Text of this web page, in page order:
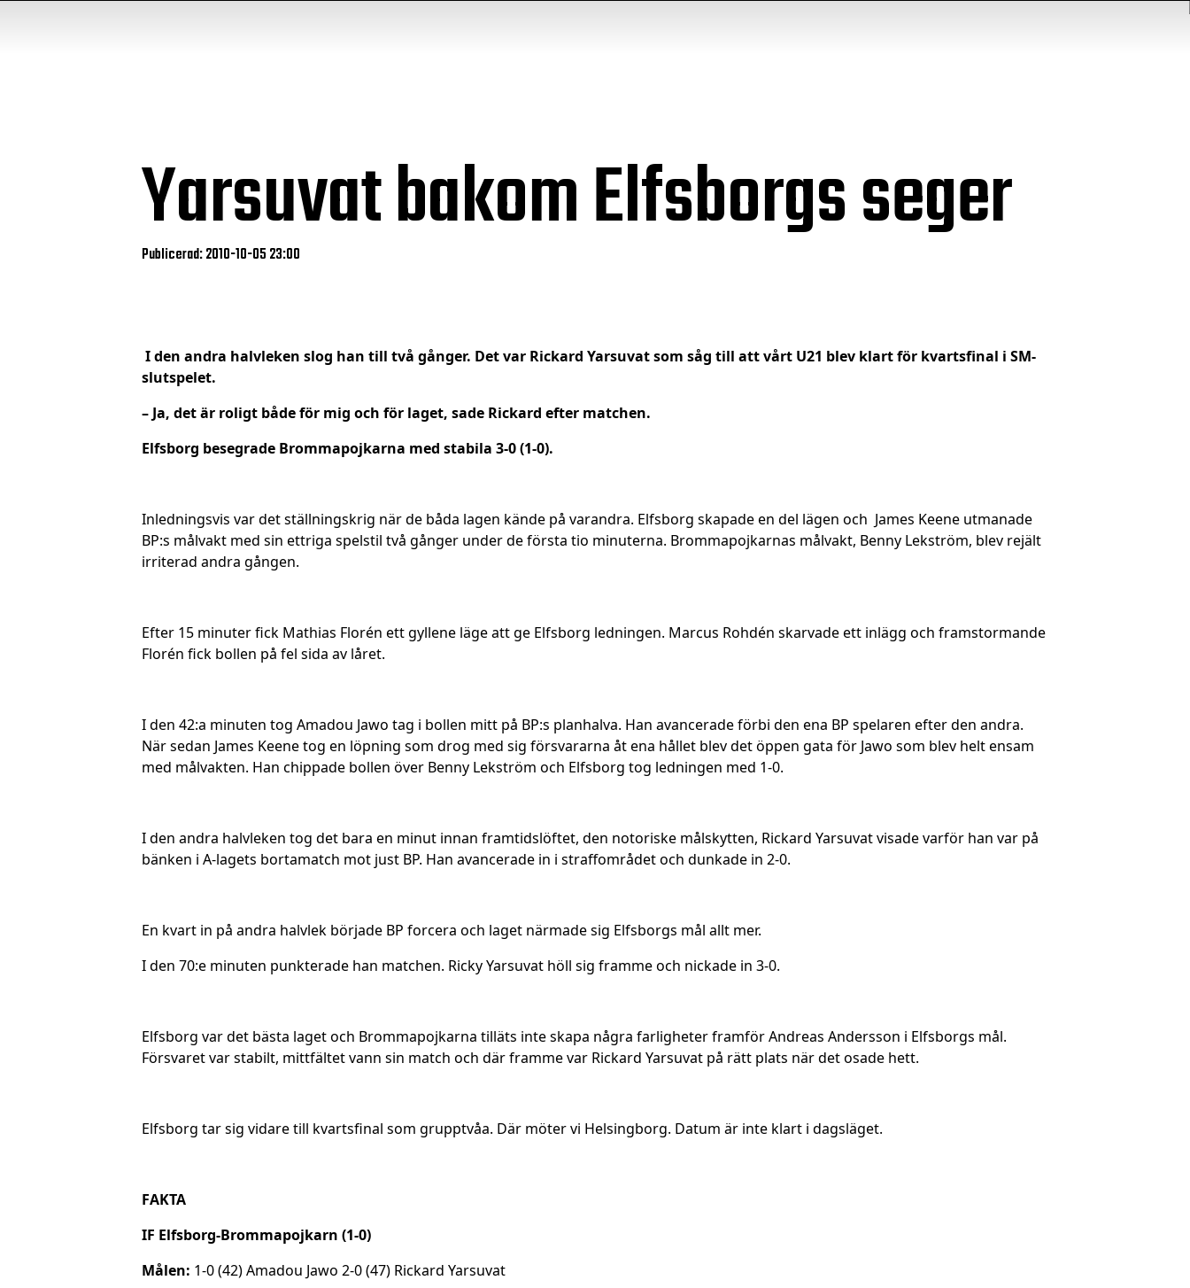
Yarsuvat bakom Elfsborgs seger
Publicerad: 2010-10-05 23:00
I den andra halvleken slog han till två gånger. Det var Rickard Yarsuvat som såg till att vårt U21 blev klart för kvartsfinal i SM-
slutspelet.
– Ja, det är roligt både för mig och för laget, sade Rickard efter matchen.
Elfsborg besegrade Brommapojkarna med stabila 3-0 (1-0).
Inledningsvis var det ställningskrig när de båda lagen kände på varandra. Elfsborg skapade en del lägen och James Keene utmanade
BP:s målvakt med sin ettriga spelstil två gånger under de första tio minuterna. Brommapojkarnas målvakt, Benny Lekström, blev rejält
irriterad andra gången.
Efter 15 minuter fick Mathias Florén ett gyllene läge att ge Elfsborg ledningen. Marcus Rohdén skarvade ett inlägg och framstormande
Florén fick bollen på fel sida av låret.
I den 42:a minuten tog Amadou Jawo tag i bollen mitt på BP:s planhalva. Han avancerade förbi den ena BP spelaren efter den andra.
När sedan James Keene tog en löpning som drog med sig försvararna åt ena hållet blev det öppen gata för Jawo som blev helt ensam
med målvakten. Han chippade bollen över Benny Lekström och Elfsborg tog ledningen med 1-0.
I den andra halvleken tog det bara en minut innan framtidslöftet, den notoriske målskytten, Rickard Yarsuvat visade varför han var på
bänken i A-lagets bortamatch mot just BP. Han avancerade in i straffområdet och dunkade in 2-0.
En kvart in på andra halvlek började BP forcera och laget närmade sig Elfsborgs mål allt mer.
I den 70:e minuten punkterade han matchen. Ricky Yarsuvat höll sig framme och nickade in 3-0.
Elfsborg var det bästa laget och Brommapojkarna tilläts inte skapa några farligheter framför Andreas Andersson i Elfsborgs mål.
Försvaret var stabilt, mittfältet vann sin match och där framme var Rickard Yarsuvat på rätt plats när det osade hett.
Elfsborg tar sig vidare till kvartsfinal som grupptvåa. Där möter vi Helsingborg. Datum är inte klart i dagsläget.
FAKTA
IF Elfsborg-Brommapojkarn (1-0)
Målen: 1-0 (42) Amadou Jawo 2-0 (47) Rickard Yarsuvat